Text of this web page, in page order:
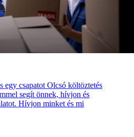
egy csapatot Olcsó költöztetés
segít önnek, hívjon és
Hívjon minket és mi